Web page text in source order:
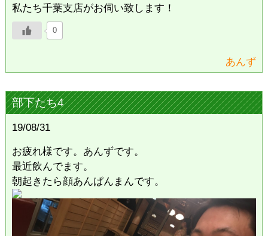
私たち千葉支店がお伺い致します！
0
あんず
部下たち4
19/08/31
お疲れ様です。あんずです。
最近飲んでます。
朝起きたら顔あんぱんまんです。